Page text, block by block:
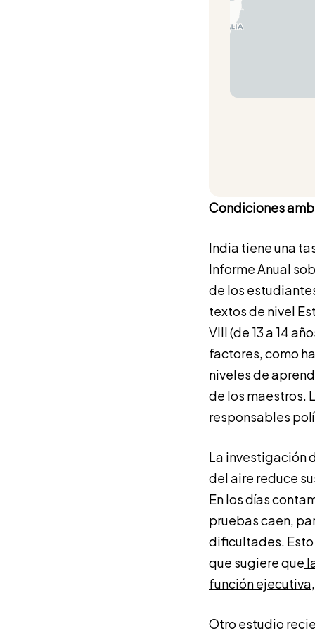
Condiciones
India tiene una
Informe Anual
de los
textos de nivel
VIII (de 13 a 14
factores, como
niveles de
de los maestros.
responsables
La investigación
del aire reduce
En los días
pruebas caen,
dificultades. Esto
que sugiere que
función ejecutiva,
Otro estudio